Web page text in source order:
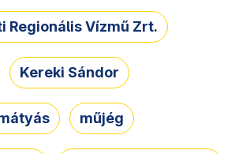
Regionális Vízmű Zrt.
Kereki Sándor
műjég